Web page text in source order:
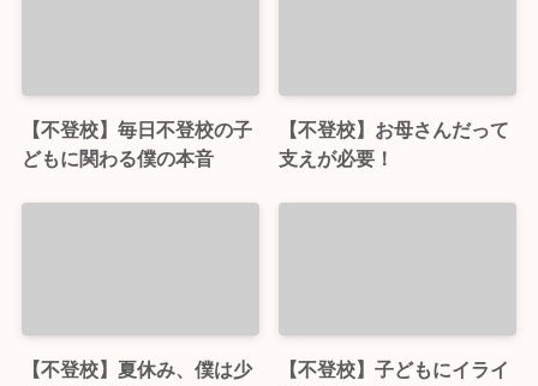
【不登校】毎日不登校の子
どもに関わる僕の本音
【不登校】お母さんだって
支えが必要！
【不登校】夏休み、僕は少
【不登校】子どもにイライ